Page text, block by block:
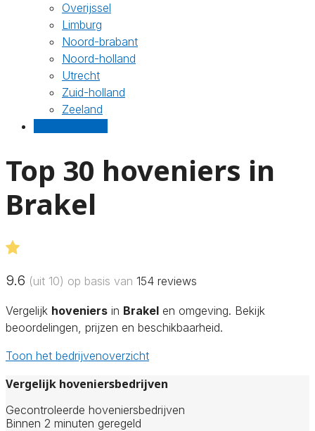
Overijssel
Limburg
Noord-brabant
Noord-holland
Utrecht
Zuid-holland
Zeeland
Top 30 hoveniers in
Brakel
9.6 (uit 10) op basis van 154 reviews
Vergelijk hoveniers in Brakel en omgeving. Bekijk
beoordelingen, prijzen en beschikbaarheid.
Toon het bedrijvenoverzicht
Vergelijk hoveniersbedrijven
Gecontroleerde hoveniersbedrijven
Binnen 2 minuten geregeld